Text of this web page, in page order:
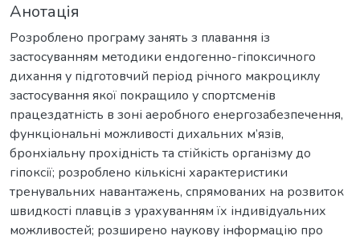
Анотація
Розроблено програму занять з плавання із
застосуванням методики ендогенно-гіпоксичного
дихання у підготовчий період річного макроциклу
застосування якої покращило у спортсменів
працездатність в зоні аеробного енергозабезпечення,
функціональні можливості дихальних м’язів,
бронхіальну прохідність та стійкість організму до
гіпоксії; розроблено кількісні характеристики
тренувальних навантажень, спрямованих на розвиток
швидкості плавців з урахуванням їх індивідуальних
можливостей; розширено наукову інформацію про